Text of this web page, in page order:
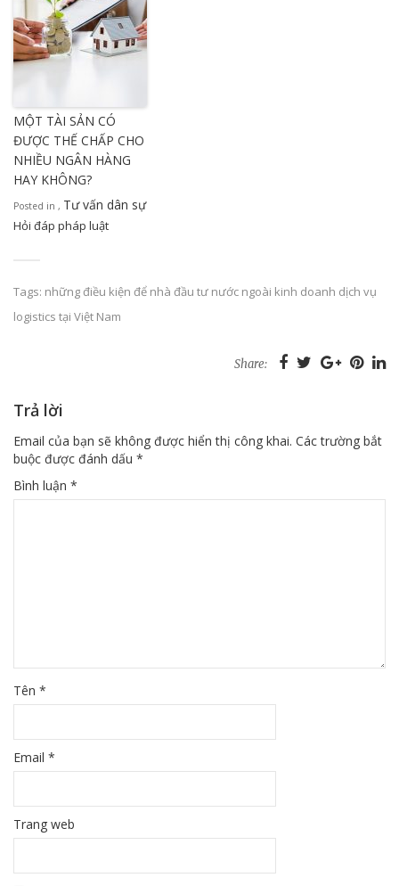
MỘT TÀI SẢN CÓ
ĐƯỢC THẾ CHẤP CHO
NHIỀU NGÂN HÀNG
HAY KHÔNG?
Posted in
Hỏi đáp pháp luật
, Tư vấn dân sự
Tags: những điều kiện để nhà đầu tư nước ngoài kinh doanh dịch vụ
logistics tại Việt Nam
Share:
Trả lời
Email của bạn sẽ không được hiển thị công khai. Các trường bắt
buộc được đánh dấu *
Bình luận *
Tên *
Email *
Trang web